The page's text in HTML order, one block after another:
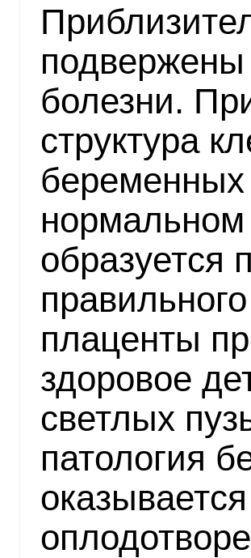
подвержены
болезни.
структура
беременных
нормальном
образуется
плаценты
здоровое
светлых
патология